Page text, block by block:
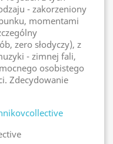
- zakorzeniony
momentami
zero słodyczy), z
- zimnej fali,
osobistego
Zdecydowanie